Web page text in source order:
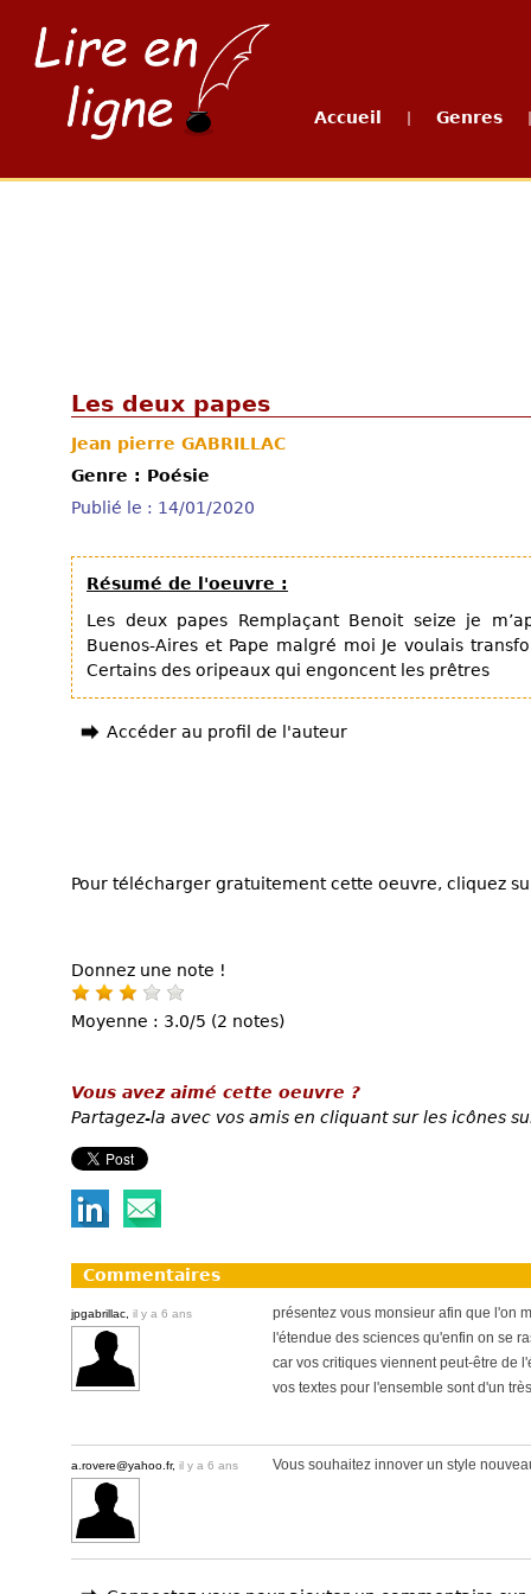
Accueil Genres
Les deux papes
Jean pierre GABRILLAC
Genre : Poésie
Publié le : 14/01/2020
Résumé de l'oeuvre :
Les deux papes Remplaçant Benoit seize je
Buenos-Aires et Pape malgré moi Je voulais
Certains des oripeaux qui engoncent les prêtres
Accéder au profil de l'auteur
Pour télécharger gratuitement cette oeuvre, cliquez
Donnez une note !
Moyenne : 3.0/5 (2 notes)
Vous avez aimé cette oeuvre ?
Partagez-la avec vos amis en cliquant sur les icônes
Commentaires
jpgabrillac, il y a 6 ans
présentez vous monsieur afin que l'on
l'étendue des sciences qu'enfin on se
car vos critiques viennent peut-être de
vos textes pour l'ensemble sont d'un
a.rovere@yahoo.fr, il y a 6 ans Vous souhaitez innover un style